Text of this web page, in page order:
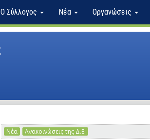
Ο Σύλλογος Νέα Οργανώσεις
Νέα Ανακοινώσεις της Δ.Ε.